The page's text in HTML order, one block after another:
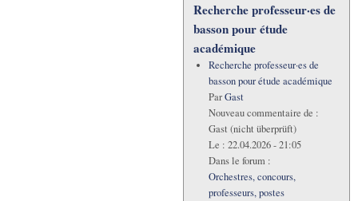
Recherche professeur·es de
basson pour étude
académique
Recherche professeur·es de
basson pour étude académique
ParGast
Nouveau commentaire de :
Gast (nicht überprüft)
Le : 22.04.2026 - 21:05
Dans le forum :
Orchestres, concours,
professeurs, postes